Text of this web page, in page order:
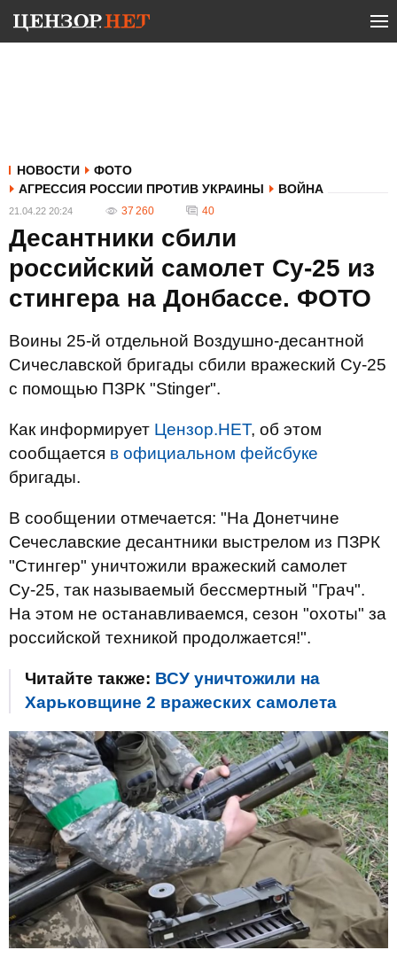
НОВОСТИ
ФОТО
АГРЕССИЯ РОССИИ ПРОТИВ УКРАИНЫ
ВОЙНА
21.04.22 20:24 37 260 40
Десантники сбили
российский самолет Су-25 из
стингера на Донбассе. ФОТО
Воины 25-й отдельной Воздушно-десантной
Сичеславской бригады сбили вражеский Су-25
с помощью ПЗРК "Stinger".
Как информирует Цензор.НЕТ, об этом
сообщается в официальном фейсбуке
бригады.
В сообщении отмечается: "На Донетчине
Сечеславские десантники выстрелом из ПЗРК
"Стингер" уничтожили вражеский самолет
Су-25, так называемый бессмертный "Грач".
На этом не останавливаемся, сезон "охоты" за
российской техникой продолжается!".
Читайте также: ВСУ уничтожили на
Харьковщине 2 вражеских самолета